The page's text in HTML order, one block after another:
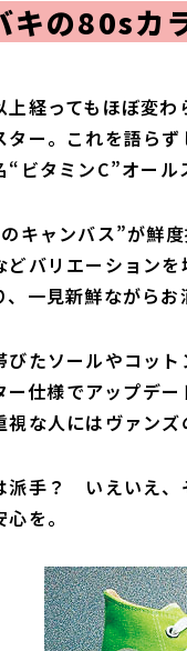
キの80sカ
上経ってもほぼ変
ター。これを語ら
ビタミンC”オール
キャンバス”が鮮
どバリエーション
一見新鮮ながらお
びたソールやコッ
仕様でアップデ
な人にはヴァンズ
手？ いえいえ、
を。